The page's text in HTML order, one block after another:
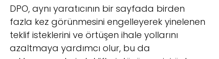
DPO, aynı yaratıcının bir sayfada birden
fazla kez görünmesini engelleyerek yinelenen
teklif isteklerini ve örtüşen ihale yollarını
azaltmaya yardımcı olur, bu da